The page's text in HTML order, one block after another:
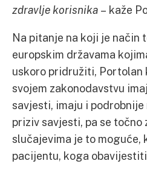
zdravlje korisnika – kaže
Na pitanje na koji je način
europskim državama
uskoro pridružiti, Portolan
svojem zakonodavstvu
savjesti, imaju i
priziv savjesti, pa se točno
slučajevima je to moguće,
pacijentu, koga